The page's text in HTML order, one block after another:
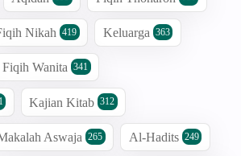
Nikah 419 Keluarga 363
Fiqih Wanita 341
Kajian Kitab 312
Aswaja 265 Al-Hadits 249